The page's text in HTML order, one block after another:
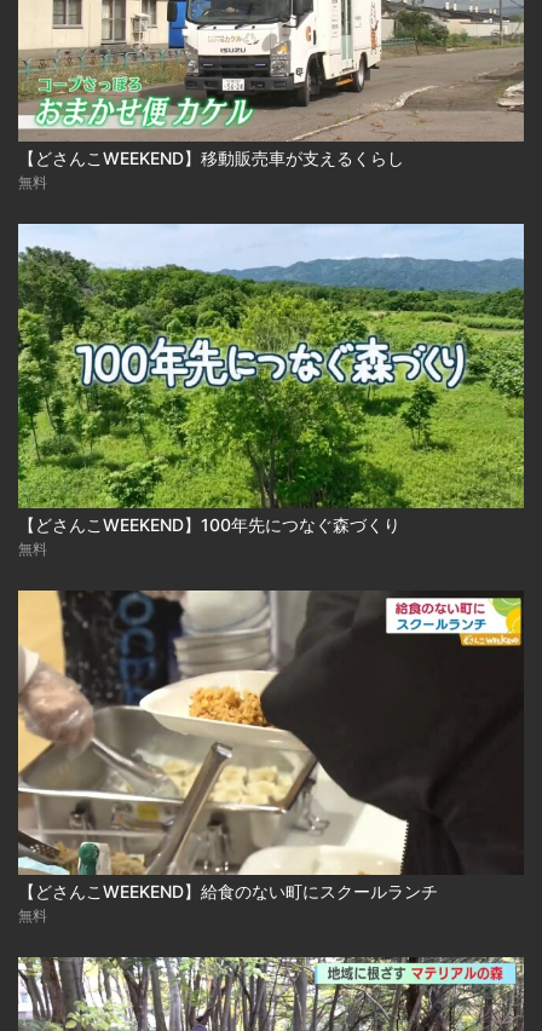
【どさんこWEEKEND】移動販売車が支えるくらし
無料
【どさんこWEEKEND】100年先につなぐ森づくり
無料
【どさんこWEEKEND】給食のない町にスクールランチ
無料